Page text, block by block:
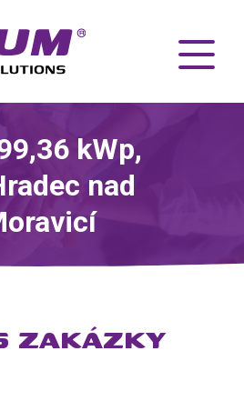
kWp,
nad
ZAKÁZKY